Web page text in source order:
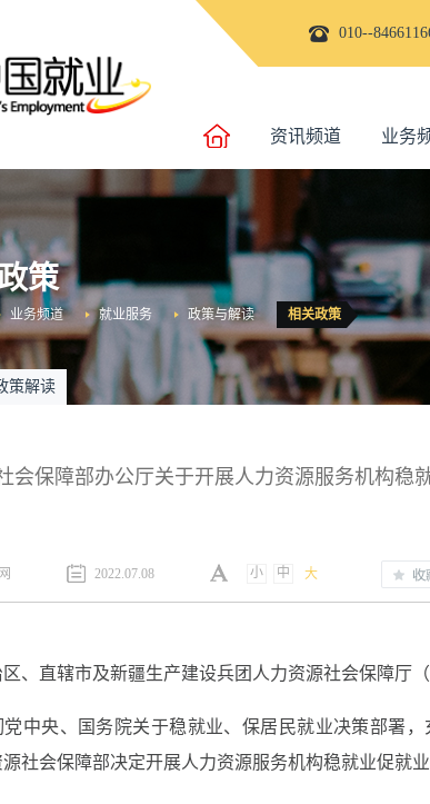
010--
资讯频道 业务
策
相关政策
政策与解读
就业服务
业务频道
策解读
会保障部办公厅关于开展人力资源服务机构稳
2022.07.08 小 中 大
、直辖市及新疆生产建设兵团人力资源社会保障厅
党中央、国务院关于稳就业、保居民就业决策部署
社会保障部决定开展人力资源服务机构稳就业促就